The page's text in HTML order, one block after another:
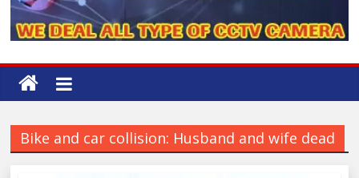
Bike and car collision: Husband and wife dead